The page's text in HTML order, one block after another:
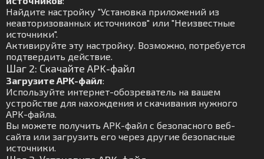
Найдите настройку "Установка приложений из
неавторизованных источников" или "Неизвестные
источники".
Активируйте эту настройку. Возможно, потребуется
подтвердить действие.
Шаг 2: Скачайте APK-файл
Загрузите APK-файл:
Используйте интернет-обозреватель на вашем
устройстве для нахождения и скачивания нужного
APK-файла.
Вы можете получить APK-файл с безопасного веб-
сайта или загрузить его через другие безопасные
источники.